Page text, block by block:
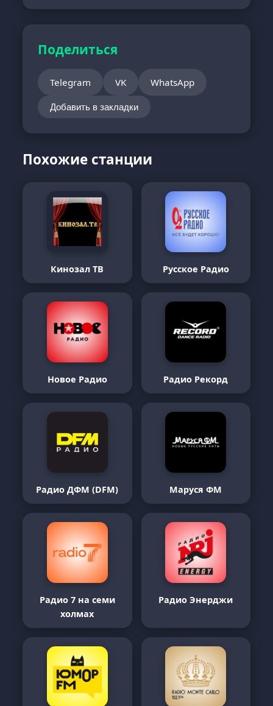
Поделиться
Telegram VK WhatsApp
Добавить в закладки
Похожие станции
Кинозал ТВ Русское Радио
Новое Радио Радио Рекорд
Радио ДФМ (DFM) Маруся ФМ
Радио 7 на семи
холмах
Радио Энерджи